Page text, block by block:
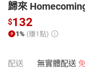
歸來
$132
1% (賺1點)
配送 無實體配送